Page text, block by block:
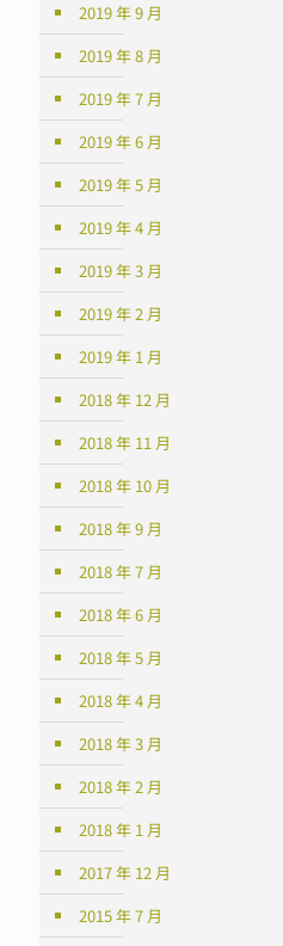
2019 年 9 月
2019 年 8 月
2019 年 7 月
2019 年 6 月
2019 年 5 月
2019 年 4 月
2019 年 3 月
2019 年 2 月
2019 年 1 月
2018 年 12 月
2018 年 11 月
2018 年 10 月
2018 年 9 月
2018 年 7 月
2018 年 6 月
2018 年 5 月
2018 年 4 月
2018 年 3 月
2018 年 2 月
2018 年 1 月
2017 年 12 月
2015 年 7 月